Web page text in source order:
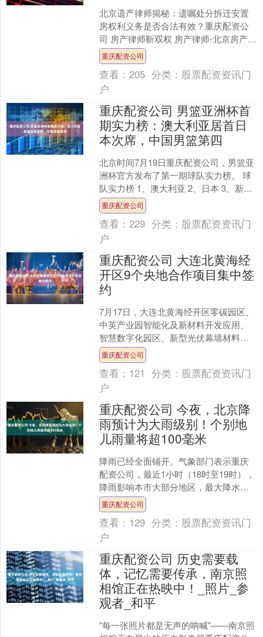
北京遗产律师揭秘：遗嘱处分拆迁安置
房权利义务是否合法有效？重庆配资公
司 房产律师靳双权 房产律师-北京房产律
师-房地产纠纷专业律师， 靳律师团队专
门代理借名买房....
重庆配资公司
查看：205 分类： 股票配资资讯门
户
重庆配资公司 男篮亚洲杯首
期实力榜：澳大利亚居首日
本次席，中国男篮第四
北京时间7月19日重庆配资公司，男篮亚
洲杯官方发布了第一期球队实力榜。 球
队实力榜 1、澳大利亚 2、日本 3、新西
兰 4、中国 5、伊朗 6、黎巴嫩 7、约
旦....
重庆配资公司
查看：229 分类： 股票配资资讯门
户
重庆配资公司 大连北黄海经
开区9个央地合作项目集中签
约
7月17日，大连北黄海经开区零碳园区、
中英产业园智能化及新材料开发应用、
智慧数字化园区、新型光伏幕墙材料等9
个央地合作项目集中签约，国家新材料
产业基地集聚效应加....
重庆配资公司
查看： 121 分类： 股票配资资讯门
户
重庆配资公司 今夜，北京降
雨预计为大雨级别！个别地
儿雨量将超100毫米
降雨已经全面铺开。气象部门表示重庆
配资公司，最近1小时（18时至19时），
降雨影响本市大部分地区，最大降水量
出现在密云穆家峪为34.2毫米；密云、平
谷、大兴、通....
重庆配资公司
查看： 129 分类： 股票配资资讯门
户
重庆配资公司 历史需要载
体，记忆需要传承，南京照
相馆正在热映中！_照片_参
观者_和平
"每一张照片都是无声的呐喊"——南京照